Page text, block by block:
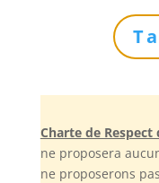
Charte de
ne proposera
ne proposerons